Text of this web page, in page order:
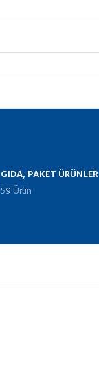
GIDA, PAKET ÜRÜNLER
59 Ürün